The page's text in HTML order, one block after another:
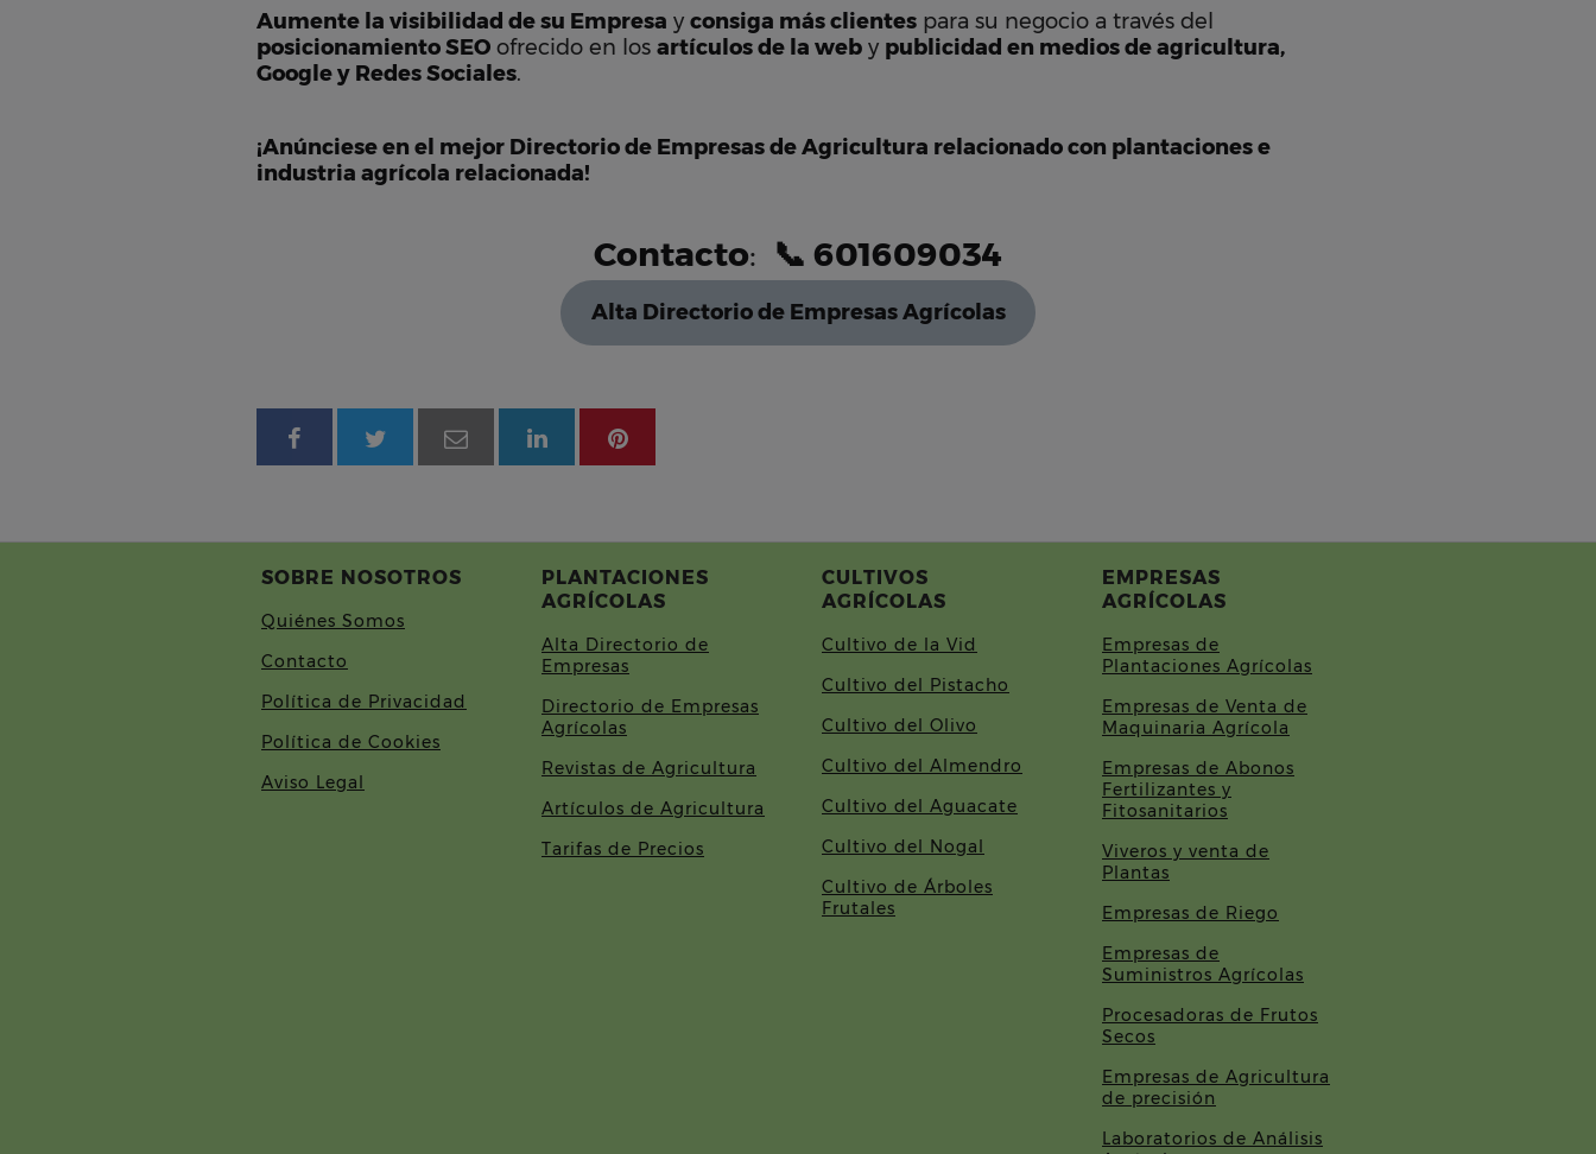
Aumente la visibilidad de su Empresa y consiga más clientes para su negocio a través del
posicionamiento SEO ofrecido en los artículos de la web y publicidad en medios de agricultura,
Google y Redes Sociales.
¡Anúnciese en el mejor Directorio de Empresas de Agricultura relacionado con plantaciones e
industria agrícola relacionada!
Contacto: 📞 601609034
Alta Directorio de Empresas Agrícolas
SOBRE NOSOTROS
Quiénes Somos
Contacto
Política de Privacidad
Política de Cookies
Aviso Legal
PLANTACIONES
AGRÍCOLAS
Alta Directorio de
Empresas
Directorio de Empresas
Agrícolas
Revistas de Agricultura
Artículos de Agricultura
Tarifas de Precios
CULTIVOS
AGRÍCOLAS
Cultivo de la Vid
Cultivo del Pistacho
Cultivo del Olivo
Cultivo del Almendro
Cultivo del Aguacate
Cultivo del Nogal
Cultivo de Árboles
Frutales
EMPRESAS
AGRÍCOLAS
Empresas de
Plantaciones Agrícolas
Empresas de Venta de
Maquinaria Agrícola
Empresas de Abonos
Fertilizantes y
Fitosanitarios
Viveros y venta de
Plantas
Empresas de Riego
Empresas de
Suministros Agrícolas
Procesadoras de Frutos
Secos
Empresas de Agricultura
de precisión
Laboratorios de Análisis